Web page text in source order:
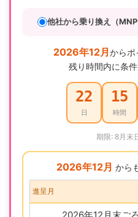
他社から乗り換え（MNP
2026年12月 からポ
残り時間内に条
22
日
15
時間
期限: 8月末
2026年12月 から
進呈月